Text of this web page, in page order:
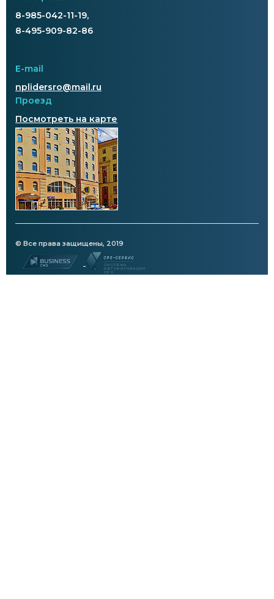
8-985-042-11-19,
8-495-909-82-86
E-mail
nplidersro@mail.ru
Проезд
Посмотреть на карте
© Все права защищены, 2019